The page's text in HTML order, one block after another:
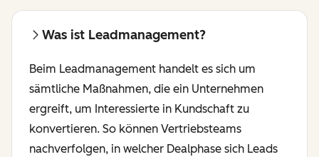
Was ist Leadmanagement?
Beim Leadmanagement handelt es sich um
sämtliche Maßnahmen, die ein Unternehmen
ergreift, um Interessierte in Kundschaft zu
konvertieren. So können Vertriebsteams
nachverfolgen, in welcher Dealphase sich Leads